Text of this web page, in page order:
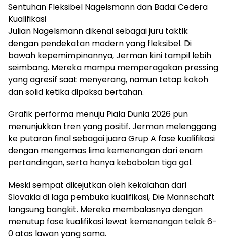
Sentuhan Fleksibel Nagelsmann dan Badai Cedera
Kualifikasi
Julian Nagelsmann dikenal sebagai juru taktik
dengan pendekatan modern yang fleksibel. Di
bawah kepemimpinannya, Jerman kini tampil lebih
seimbang. Mereka mampu memperagakan pressing
yang agresif saat menyerang, namun tetap kokoh
dan solid ketika dipaksa bertahan.
Grafik performa menuju Piala Dunia 2026 pun
menunjukkan tren yang positif. Jerman melenggang
ke putaran final sebagai juara Grup A fase kualifikasi
dengan mengemas lima kemenangan dari enam
pertandingan, serta hanya kebobolan tiga gol.
Meski sempat dikejutkan oleh kekalahan dari
Slovakia di laga pembuka kualifikasi, Die Mannschaft
langsung bangkit. Mereka membalasnya dengan
menutup fase kualifikasi lewat kemenangan telak 6-
0 atas lawan yang sama.